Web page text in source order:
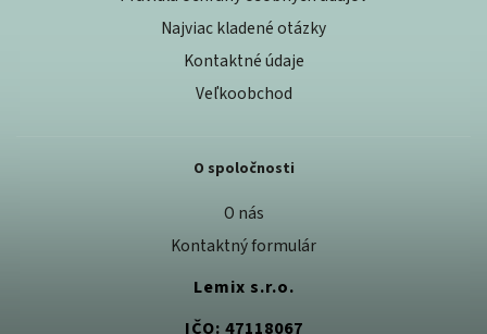
Najviac kladené otázky
Kontaktné údaje
Veľkoobchod
O spoločnosti
O nás
Kontaktný formulár
Lemix s.r.o.
IČO: 47118067